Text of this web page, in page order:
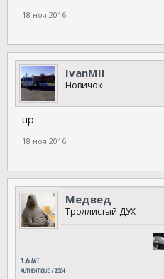
18 ноя 2016
IvanMII
Новичок
up
18 ноя 2016
Медвед
Троллистый ДУХ